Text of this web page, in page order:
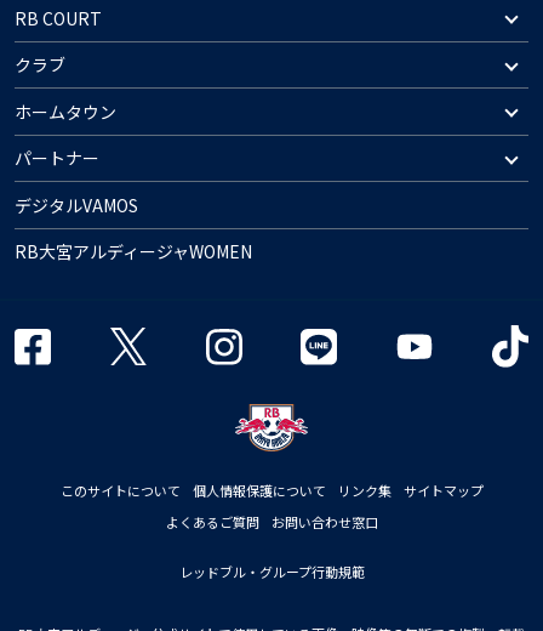
RB COURT
クラブ
ホームタウン
パートナー
デジタルVAMOS
RB大宮アルディージャWOMEN
このサイトについて 個人情報保護について リンク集
サイトマップ
よくあるご質問
お問い合わせ窓口
レッドブル・グループ行動規範